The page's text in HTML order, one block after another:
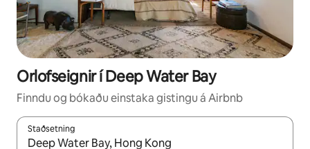
Orlofseignir í Deep Water Bay
Finndu og bókaðu einstaka gistingu á Airbnb
Staðsetning
Þegar niðurstöður liggja fyrir skaltu nota upp og niður